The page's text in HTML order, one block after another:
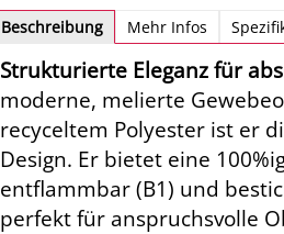
Beschreibung Mehr Infos
Strukturierte Eleganz für
moderne, melierte
recyceltem Polyester ist er
Design. Er bietet eine
entflammbar (B1) und
perfekt für anspruchsvolle